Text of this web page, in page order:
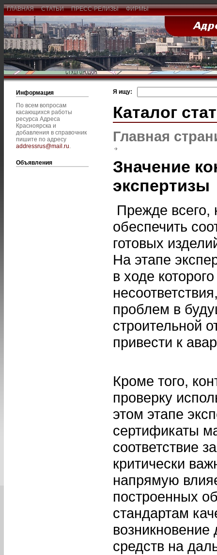
ГЛАВНАЯ СТАТЬИ ПРЕСС-РЕЛИЗЫ ФИРМЫ
Информация
По всем вопросам
касающихся работы
ресурса Адреса
Красноярска и
добавления в справочник
пишите по адресу
addressrus@mail.ru.
Объявления
Я ищу:
Каталог
Главная
Значение
экспертизы
Прежде всего,
обеспечить
готовых
На этапе
в ходе
проблем в
строительной
привести к
Кроме того,
проверку
этом этапе
сертификаты
соответствие
критически
напрямую
построенных
стандартам
возникновение
средств на